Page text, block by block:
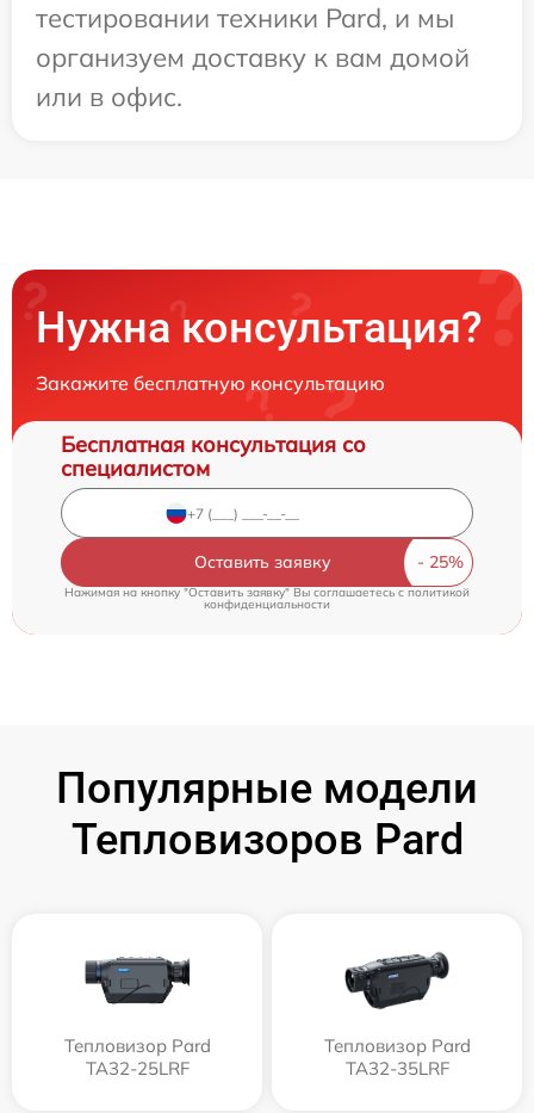
тестировании техники Pard, и мы
организуем доставку к вам домой
или в офис.
Нужна консультация?
Закажите бесплатную консультацию
Бесплатная консультация со
специалистом
Оставить заявку
Нажимая на кнопку "Оставить заявку" Вы соглашаетесь c политикой
конфиденциальности
Популярные модели
Тепловизоров Pard
Тепловизор Pard
TA32-25LRF
Тепловизор Pard
TA32-35LRF